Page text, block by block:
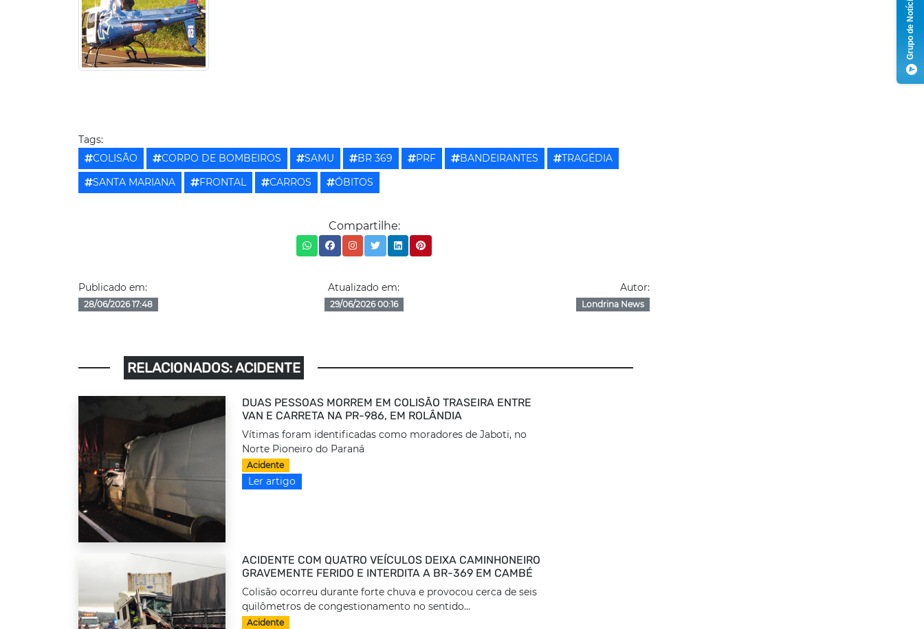
Tags:
COLISÃO
CORPO DE BOMBEIROS SAMU BR 369 PRF BANDEIRANTES
TRAGÉDIA
SANTA MARIANA
FRONTAL CARROS ÓBITOS
Compartilhe:
Publicado em:
28/06/2026 17:48
Atualizado em:
29/06/2026 00:16
Autor:
Londrina News
RELACIONADOS: ACIDENTE
DUAS PESSOAS MORREM EM COLISÃO TRASEIRA ENTRE
VAN E CARRETA NA PR-986, EM ROLÂNDIA
Vítimas foram identificadas como moradores de Jaboti, no
Norte Pioneiro do Paraná
Acidente
Ler artigo
ACIDENTE COM QUATRO VEÍCULOS DEIXA CAMINHONEIRO
GRAVEMENTE FERIDO E INTERDITA A BR-369 EM CAMBÉ
Colisão ocorreu durante forte chuva e provocou cerca de seis
quilômetros de congestionamento no sentido...
Acidente
Grupo de Notícias